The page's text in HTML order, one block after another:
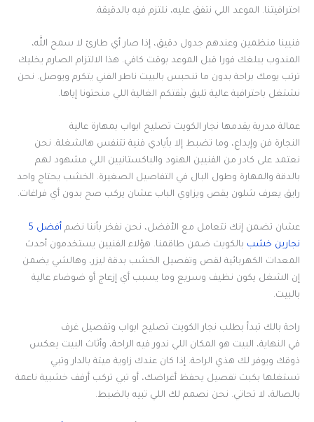
احترافيتنا. الموعد اللي نتفق عليه، نلتزم فيه بالدقيقة.
فنيينا منظمين وعندهم جدول دقيق، إذا صار أي طارئ لا سمح الله،
المندوب يبلغك فورا قبل الموعد بوقت كافي. هذا الالتزام الصارم يخليك
ترتب يومك براحة بدون ما تنحبس بالبيت ناطر الفني يتكرم ويوصل. نحن
نشتغل باحترافية عالية تليق بثقتكم الغالية اللي منحتونا إياها.
عمالة مدربة يقدمها نجار الكويت تصليح ابواب بمهارة عالية
النجارة فن وإبداع، وما تضبط إلا بأيادي فنية تتنفس هالشغلة. نحن
نعتمد على كادر من الفنيين الهنود والباكستانيين اللي مشهود لهم
بالدقة والمهارة وطول البال في التفاصيل الصغيرة. الخشب يحتاج واحد
رايق يعرف شلون يقص ويزاوي الباب عشان يركب صح بدون أي فراغات.
عشان تضمن إنك تتعامل مع الأفضل، نحن نفخر بأننا نضم
أفضل 5
نجارين خشب بالكويت ضمن طاقمنا. هؤلاء الفنيين يستخدمون أحدث
المعدات الكهربائية لقص وتفصيل الخشب بدقة ليزر، وهالشي يضمن
إن الشغل يكون نظيف وسريع وما يسبب أي إزعاج أو ضوضاء عالية
بالبيت.
راحة بالك تبدأ بطلب نجار الكويت تصليح ابواب وتفصيل غرف
في النهاية، البيت هو المكان اللي ندور فيه الراحة، وأثاث البيت يعكس
ذوقك ويوفر لك هذي الراحة. إذا كان عندك زاوية ميتة بالدار وتبي
تستغلها بكبت تفصيل يحفظ أغراضك، أو تبي تركب أرفف خشبية ناعمة
بالصالة، لا تحاتي. نحن نصمم لك اللي تبيه بالضبط.